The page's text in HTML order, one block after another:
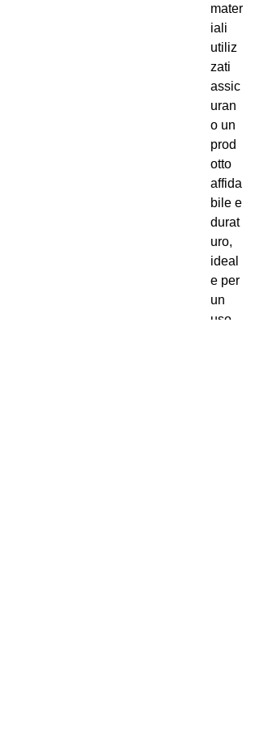
mater
iali
utiliz
zati
assic
uran
o un
prod
otto
affida
bile e
durat
uro,
ideal
e per
un
uso